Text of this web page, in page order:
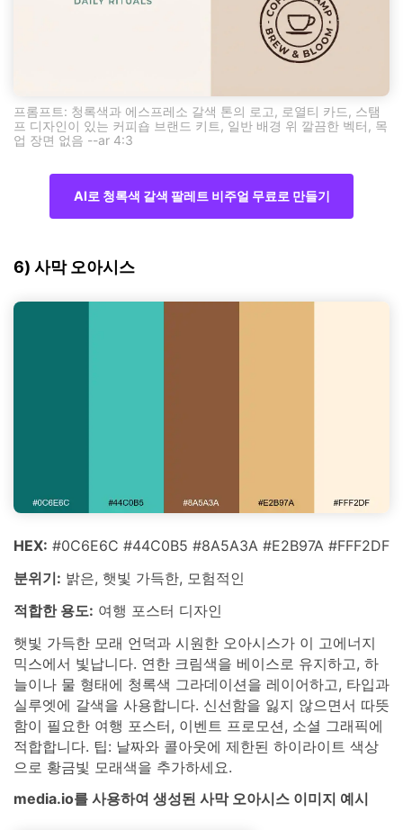
프롬프트: 청록색과 에스프레소 갈색 톤의 로고, 로열티 카드, 스탬
프 디자인이 있는 커피숍 브랜드 키트, 일반 배경 위 깔끔한 벡터, 목
업 장면 없음 --ar 4:3
AI로 청록색 갈색 팔레트 비주얼 무료로 만들기
6) 사막 오아시스
HEX: #0C6E6C #44C0B5 #8A5A3A #E2B97A #FFF2DF
분위기: 밝은, 햇빛 가득한, 모험적인
적합한 용도: 여행 포스터 디자인
햇빛 가득한 모래 언덕과 시원한 오아시스가 이 고에너지
믹스에서 빛납니다. 연한 크림색을 베이스로 유지하고, 하
늘이나 물 형태에 청록색 그라데이션을 레이어하고, 타입과
실루엣에 갈색을 사용합니다. 신선함을 잃지 않으면서 따뜻
함이 필요한 여행 포스터, 이벤트 프로모션, 소셜 그래픽에
적합합니다. 팁: 날짜와 콜아웃에 제한된 하이라이트 색상
으로 황금빛 모래색을 추가하세요.
media.io를 사용하여 생성된 사막 오아시스 이미지 예시